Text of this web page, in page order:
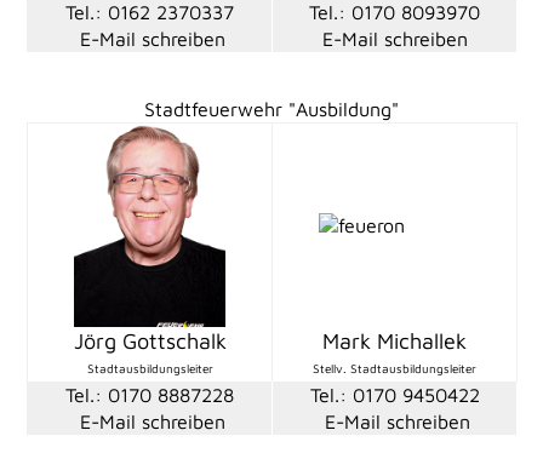
Tel.: 0162 2370337
Tel.: 0170 8093970
E-Mail schreiben
E-Mail schreiben
Stadtfeuerwehr "Ausbildung"
Jörg Gottschalk Mark Michallek
Stadtausbildungsleiter Stellv. Stadtausbildungsleiter
Tel.: 0170 8887228
Tel.: 0170 9450422
E-Mail schreiben
E-Mail schreiben